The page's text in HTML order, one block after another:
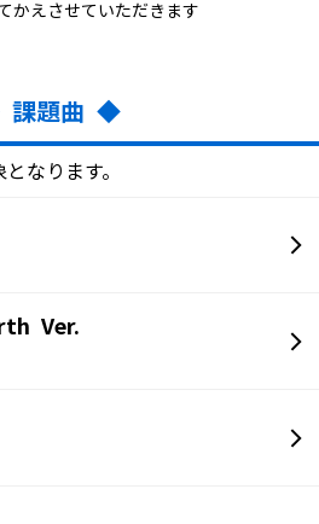
かえさせていただきます
題曲 ◆
なります。
Ver.